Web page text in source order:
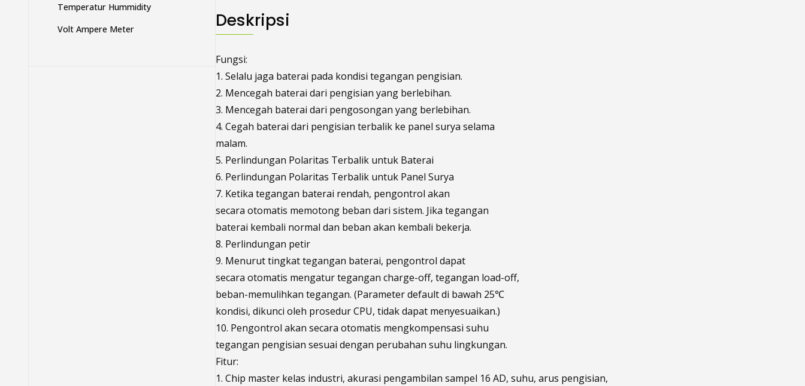
Deskripsi
Fungsi:
1. Selalu jaga baterai pada kondisi tegangan pengisian.
2. Mencegah baterai dari pengisian yang berlebihan.
3. Mencegah baterai dari pengosongan yang berlebihan.
4. Cegah baterai dari pengisian terbalik ke panel surya selama
malam.
5. Perlindungan Polaritas Terbalik untuk Baterai
6. Perlindungan Polaritas Terbalik untuk Panel Surya
7. Ketika tegangan baterai rendah, pengontrol akan
secara otomatis memotong beban dari sistem. Jika tegangan
baterai kembali normal dan beban akan kembali bekerja.
8. Perlindungan petir
9. Menurut tingkat tegangan baterai, pengontrol dapat
secara otomatis mengatur tegangan charge-off, tegangan load-off,
beban-memulihkan tegangan. (Parameter default di bawah 25℃
kondisi, dikunci oleh prosedur CPU, tidak dapat menyesuaikan.)
10. Pengontrol akan secara otomatis mengkompensasi suhu
tegangan pengisian sesuai dengan perubahan suhu lingkungan.
Fitur:
1. Chip master kelas industri, akurasi pengambilan sampel 16 AD, suhu, arus pengisian,
Temperatur Hummidity
Volt Ampere Meter